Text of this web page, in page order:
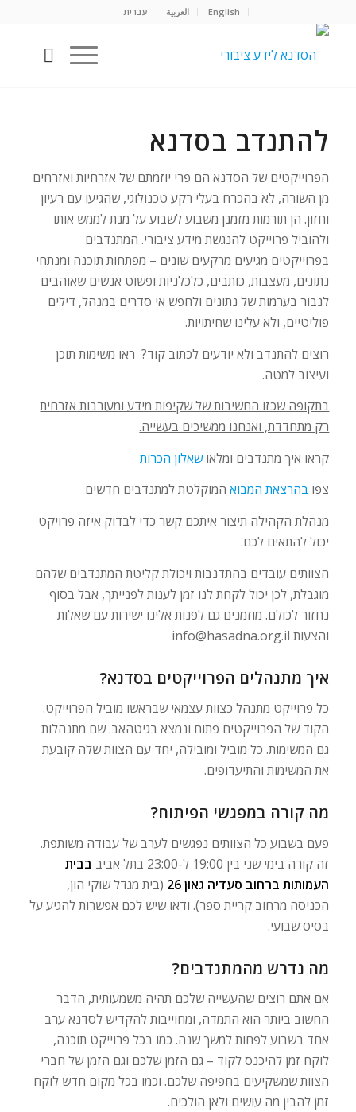
English العربية עברית
להתנדב בסדנא
הפרוייקטים של הסדנא הם פרי יוזמתם של אזרחיות ואזרחים
מן השורה, לא בהכרח בעלי רקע טכנולוגי, שהגיעו עם רעיון
וחזון. הן תורמות מזמנן משבוע לשבוע על מנת לממש אותו
ולהוביל פרוייקט להנגשת מידע ציבורי. המתנדבים
בפרוייקטים מגיעים מרקעים שונים – מפתחות תוכנה ומנתחי
נתונים, מעצבות, כותבים, כלכלניות ופשוט אנשים שאוהבים
לנבור בערמות של נתונים ולחפש אי סדרים במנהל, דילים
פוליטיים, ולא עלינו שחיתויות.
רוצים להתנדב ולא יודעים לכתוב קוד? ראו משימות תוכן
ועיצוב למטה.
בתקופה שכזו החשיבות של שקיפות מידע ומעורבות אזרחית
רק מתחדדת, ואנחנו ממשיכים בעשייה.
קראו איך מתנדבים ומלאושאלון הכרות
צפו בהרצאת המבואהמוקלטת למתנדבים חדשים
מנהלת הקהילה תיצור איתכם קשר כדי לבדוק איזה פרויקט
יכול להתאים לכם.
הצוותים עובדים בהתדנבות ויכולת קליטת המתנדבים שלהם
מוגבלת, לכן יכול לקחת לנו זמן לענות לפנייתך, אבל בסוף
נחזור לכולם. מוזמנים גם לפנות אלינו ישירות עם שאלות
והצעות info@hasadna.org.il
איך מתנהלים הפרוייקטים בסדנא?
כל פרוייקט מתנהל כצוות עצמאי שבראשו מוביל הפרוייקט.
הקוד של הפרוייקטים פתוח ונמצא בגיטהאב. שם מתנהלות
גם המשימות. כל מוביל ומובילה, יחד עם הצוות שלה קובעת
את המשימות והתיעדופים.
מה קורה במפגשי הפיתוח?
פעם בשבוע כל הצוותים נפגשים לערב של עבודה משותפת.
זה קורה בימי שני בין 19:00 ל-23:00 בתל אביב
בבית
העמותות ברחוב סעדיה גאון 26
(בית מגדל שוקי הון,
הכניסה מרחוב קריית ספר). ודאו שיש לכם אפשרות להגיע על
בסיס שבועי.
מה נדרש מהמתנדבים?
אם אתם רוצים שהעשייה שלכם תהיה משמעותית, הדבר
החשוב ביותר הוא התמדה, ומחוייבות להקדיש לסדנא ערב
אחד בשבוע לפחות למשך שנה. כמו בכל פרוייקט תוכנה,
לוקח זמן להיכנס לקוד – גם הזמן שלכם וגם הזמן של חברי
הצוות שמשקיעים בחפיפה שלכם. וכמו בכל מקום חדש לוקח
זמן להבין מה עושים ולאן הולכים.